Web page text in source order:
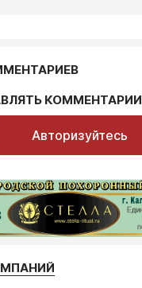
КОММЕНТАРИИ
Авторизуйтесь